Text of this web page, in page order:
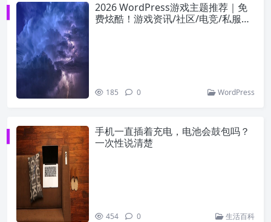
2026 WordPress游戏主题推荐｜免
费炫酷！游戏资讯/社区/电竞/私服全
185 0 WordPress
手机一直插着充电，电池会鼓包吗？
一次性说清楚
454 0 生活百科